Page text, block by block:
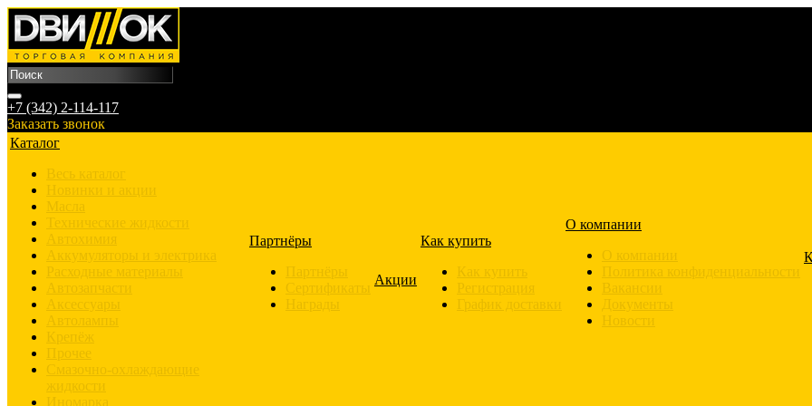
+7 (342) 2-114-117
Заказать звонок
Каталог
Весь каталог
Новинки и акции
Масла
Технические жидкости
Автохимия
Аккумуляторы и электрика
Расходные материалы
Автозапчасти
Аксессуары
Автолампы
Крепёж
Прочее
Смазочно-охлаждающие
жидкости
Иномарка
Партнёры
Партнёры
Сертификаты
Награды
Акции
Как купить
Как купить
Регистрация
График доставки
О компании
О компании
Политика конфиденциальности
Вакансии
Документы
Новости